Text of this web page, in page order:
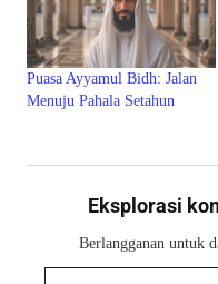
Puasa Ayyamul Bidh: Jalan
Menuju Pahala Setahun
Eksplorasi
Berlangganan untuk
Ketikkan email Anda...